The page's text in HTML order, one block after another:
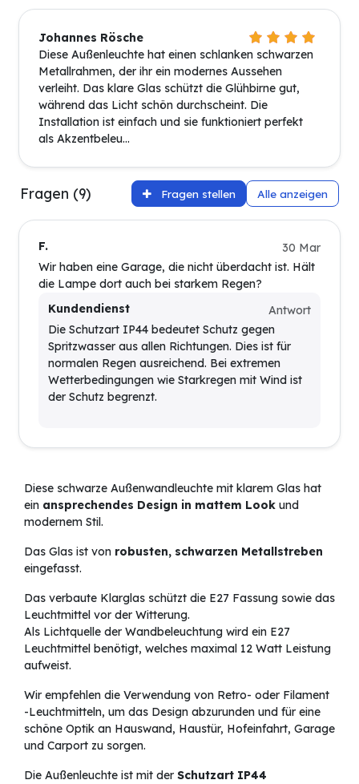
Johannes Rösche
Diese Außenleuchte hat einen schlanken schwarzen
Metallrahmen, der ihr ein modernes Aussehen
verleiht. Das klare Glas schützt die Glühbirne gut,
während das Licht schön durchscheint. Die
Installation ist einfach und sie funktioniert perfekt
als Akzentbeleu...
Fragen (9) Fragen stellen Alle anzeigen
F.
30 Mar
Wir haben eine Garage, die nicht überdacht ist. Hält
die Lampe dort auch bei starkem Regen?
Kundendienst
Antwort
Die Schutzart IP44 bedeutet Schutz gegen
Spritzwasser aus allen Richtungen. Dies ist für
normalen Regen ausreichend. Bei extremen
Wetterbedingungen wie Starkregen mit Wind ist
der Schutz begrenzt.
Diese schwarze Außenwandleuchte mit klarem Glas hat
ein ansprechendes Design in mattem Look und
modernem Stil.
Das Glas ist von robusten, schwarzen Metallstreben
eingefasst.
Das verbaute Klarglas schützt die E27 Fassung sowie das
Leuchtmittel vor der Witterung.
Als Lichtquelle der Wandbeleuchtung wird ein E27
Leuchtmittel benötigt, welches maximal 12 Watt Leistung
aufweist.
Wir empfehlen die Verwendung von Retro- oder Filament
-Leuchtmitteln, um das Design abzurunden und für eine
schöne Optik an Hauswand, Haustür, Hofeinfahrt, Garage
und Carport zu sorgen.
Die Außenleuchte ist mit der Schutzart IP44